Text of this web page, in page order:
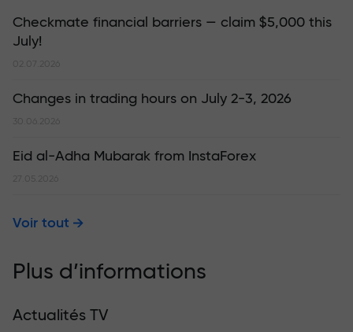
Checkmate financial barriers — claim $5,000 this
July!
02.07.2026
Changes in trading hours on July 2-3, 2026
30.06.2026
Eid al-Adha Mubarak from InstaForex
27.05.2026
Voir tout
Plus d’informations
Actualités TV